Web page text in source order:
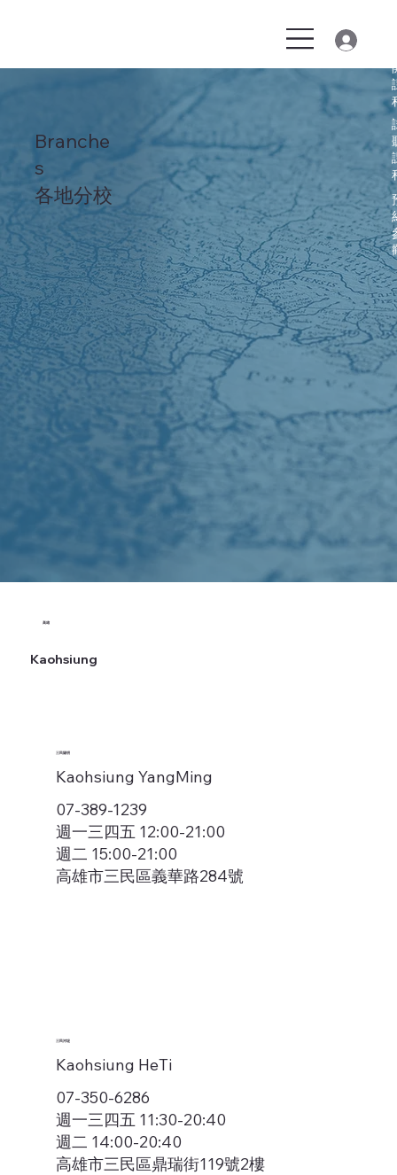
Branche
s
各地分校
高雄
Kaohsiung
三民陽明
Kaohsiung YangMing
07-389-1239
週一三四五 12:00-21:00
週二 15:00-21:00
高雄市三民區義華路284號
三民河堤
Kaohsiung HeTi
07-350-6286
週一三四五 11:30-20:40
週二 14:00-20:40
高雄市三民區鼎瑞街119號2樓